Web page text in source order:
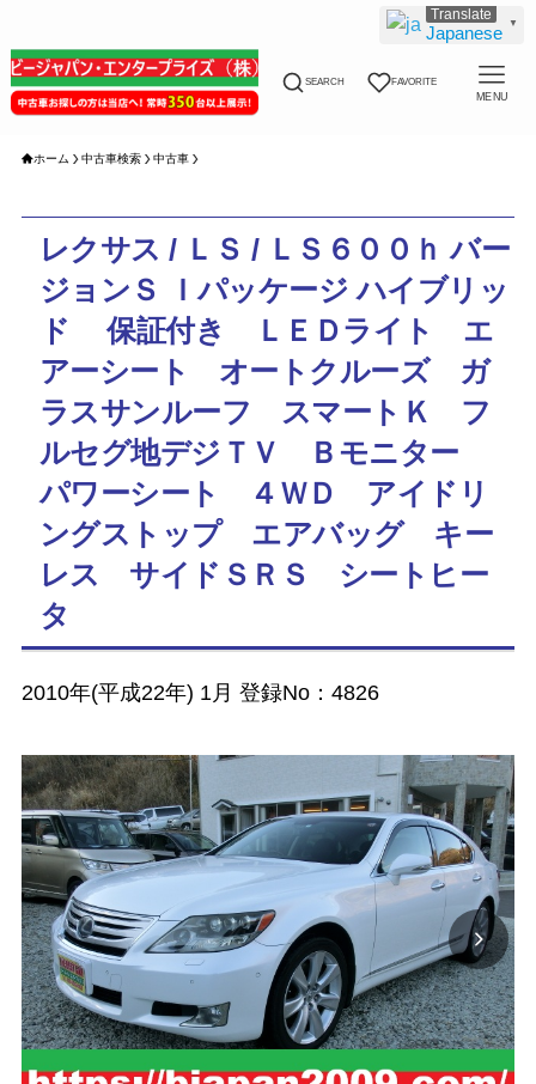
SEARCH FAVORITE
MENU
ホーム 中古車検索 中古車
レクサス / ＬＳ / ＬＳ６００ｈ バー
ジョンＳ Ｉパッケージ ハイブリッ
ド 保証付き ＬＥＤライト エ
アーシート オートクルーズ ガ
ラスサンルーフ スマートＫ フ
ルセグ地デジＴＶ Ｂモニター
パワーシート ４ＷＤ アイドリ
ングストップ エアバッグ キー
レス サイドＳＲＳ シートヒー
タ
2010年(平成22年) 1月 登録No：4826
Japanese ▼